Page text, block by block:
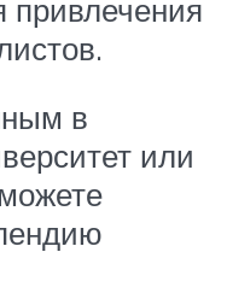
привлечения
в
или